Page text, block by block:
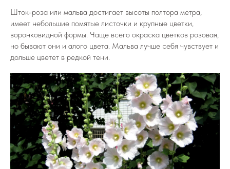
Шток-роза или мальва достигает высоты полтора метра,
имеет небольшие помятые листочки и крупные цветки,
воронковидной формы. Чаще всего окраска цветков розовая,
но бывают они и алого цвета. Мальва лучше себя чувствует и
дольше цветет в редкой тени.